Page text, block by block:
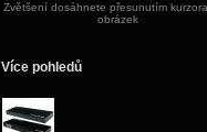
Zvětšení dosáhnete přesunutím
obrázek
Více pohledů